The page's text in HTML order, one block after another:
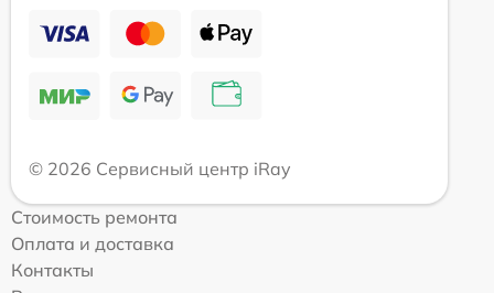
© 2026 Сервисный центр iRay
Стоимость ремонта
Оплата и доставка
Контакты